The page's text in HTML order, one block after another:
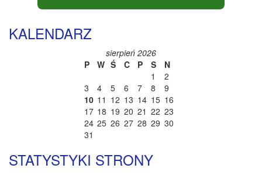
KALENDARZ
sierpień 2026
P
W Ś C P S
N
1
2
3
4 5 6 7 8
9
10 11 12 13 14 15 16
17 18 19 20 21 22 23
24 25 26 27 28 29 30
31
STATYSTYKI STRONY